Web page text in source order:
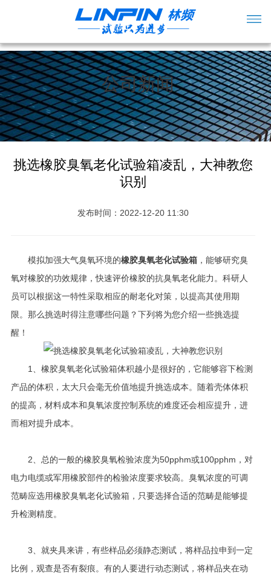
公司新闻
挑选橡胶臭氧老化试验箱凌乱，大神教您
识别
发布时间：2022-12-20 11:30
模拟加强大气臭氧环境的橡胶臭氧老化试验箱，能够研究臭
氧对橡胶的功效规律，快速评价橡胶的抗臭氧老化能力。科研人
员可以根据这一特性采取相应的耐老化对策，以提高其使用期
限。那么挑选时得注意哪些问题？下列将为您介绍一些挑选提
醒！
1、橡胶臭氧老化试验箱体积越小是很好的，它能够容下检测
产品的体积，太大只会毫无价值地提升挑选成本。随着壳体体积
的提高，材料成本和臭氧浓度控制系统的难度还会相应提升，进
而相对提升成本。
2、总的一般的橡胶臭氧检验浓度为50pphm或100pphm，对
电力电缆或军用橡胶部件的检验浓度要求较高。臭氧浓度的可调
范畴应选用橡胶臭氧老化试验箱，只要选择合适的范畴是能够提
升检测精度。
3、就夹具来讲，有些样品必须静态测试，将样品拉申到一定
比例，观查是否有裂痕。有的人要进行动态测试，将样品夹在动